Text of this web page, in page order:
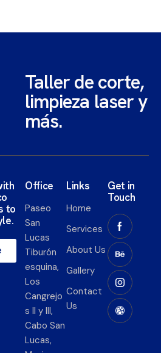
Taller de corte,
limpieza laser y
más.
to
Office
Paseo
San
Lucas
Tiburón
esquina,
Los
Cangrejo
s II y III,
Cabo San
Lucas,
Links
Home
Services
About Us
Gallery
Contact
Us
Get in
Touch